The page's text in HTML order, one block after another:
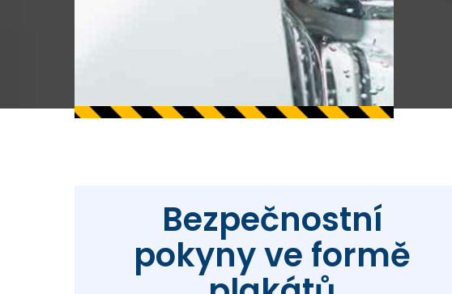
Bezpečnostní
pokyny ve formě